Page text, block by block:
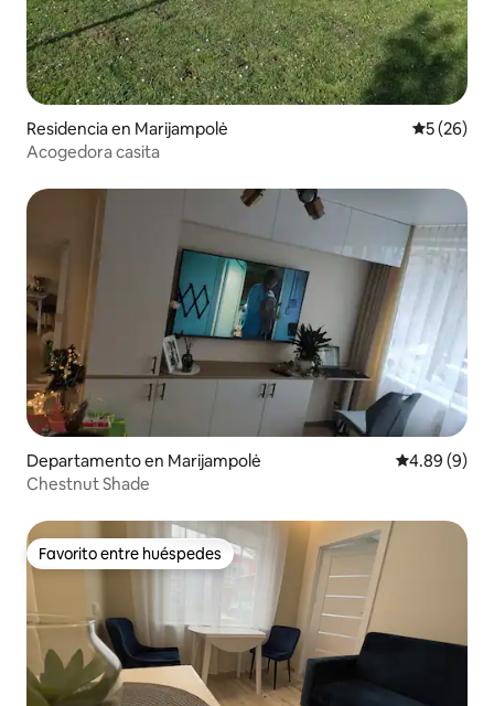
Residencia en Marijampolė
5 (26)
Acogedora casita
Departamento en Marijampolė Calificación
4.89 (9)
Chestnut Shade
Favorito entre huéspedes
Favorito entre huéspedes